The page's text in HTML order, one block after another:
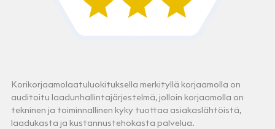
Korikorjaamolaatuluokituksella merkityllä korjaamolla on
auditoitu laadunhallintajärjestelmä, jolloin korjaamolla on
tekninen ja toiminnallinen kyky tuottaa asiakaslähtöistä,
laadukasta ja kustannustehokasta palvelua.